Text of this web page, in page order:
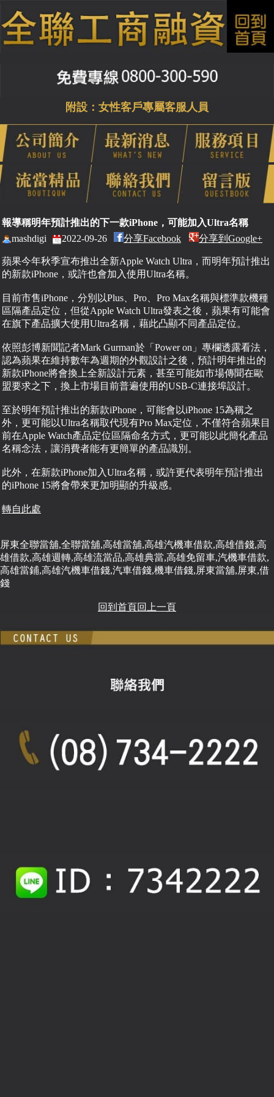
附設：女性客戶專屬客服人員
報導稱明年預計推出的下一款iPhone，可能加入Ultra名稱
mashdigi
2022-09-26 分享Facebook 分享到Google+
蘋果今年秋季宣布推出全新Apple Watch Ultra，而明年預計推出
的新款iPhone，或許也會加入使用Ultra名稱。
目前市售iPhone，分別以Plus、Pro、Pro Max名稱與標準款機種
區隔產品定位，但從Apple Watch Ultra發表之後，蘋果有可能會
在旗下產品擴大使用Ultra名稱，藉此凸顯不同產品定位。
依照彭博新聞記者Mark Gurman於「Power on」專欄透露看法，
認為蘋果在維持數年為週期的外觀設計之後，預計明年推出的
新款iPhone將會換上全新設計元素，甚至可能如市場傳聞在歐
盟要求之下，換上市場目前普遍使用的USB-C連接埠設計。
至於明年預計推出的新款iPhone，可能會以iPhone 15為稱之
外，更可能以Ultra名稱取代現有Pro Max定位，不僅符合蘋果目
前在Apple Watch產品定位區隔命名方式，更可能以此簡化產品
名稱念法，讓消費者能有更簡單的產品識別。
此外，在新款iPhone加入Ultra名稱，或許更代表明年預計推出
的iPhone 15將會帶來更加明顯的升級感。
轉自此處
屏東全聯當舖,全聯當舖,高雄當舖,高雄汽機車借款,高雄借錢,高
雄借款,高雄週轉,高雄流當品,高雄典當,高雄免留車,汽機車借款,
高雄當鋪,高雄汽機車借錢,汽車借錢,機車借錢,屏東當舖,屏東,借
錢
回到首頁回上一頁